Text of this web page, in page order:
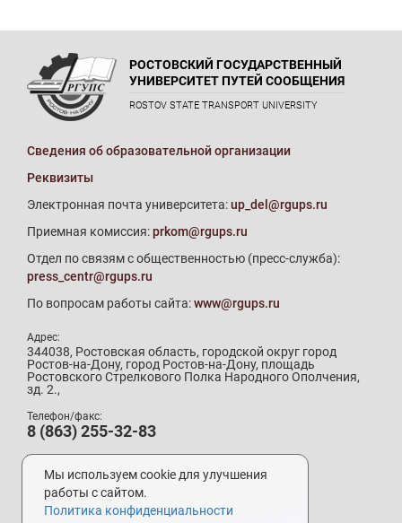
РОСТОВСКИЙ ГОСУДАРСТВЕННЫЙ
УНИВЕРСИТЕТ ПУТЕЙ СООБЩЕНИЯ
ROSTOV STATE TRANSPORT UNIVERSITY
Сведения об образовательной организации
Реквизиты
Электронная почта университета:up_del@rgups.ru
Приемная комиссия:prkom@rgups.ru
Отдел по связям с общественностью (пресс-служба):
press_centr@rgups.ru
По вопросам работы сайта:www@rgups.ru
Адрес:
344038, Ростовская область, городской округ город
Ростов-на-Дону, город Ростов-на-Дону, площадь
Ростовского Стрелкового Полка Народного Ополчения,
зд. 2.,
Телефон/факс:
8 (863) 255-32-83
Телефон приемной комиссии:
8 (800) 707-19-29
8 (863) 272-64-88
Мы используем cookie для улучшения
работы с сайтом.
Политика конфиденциальности